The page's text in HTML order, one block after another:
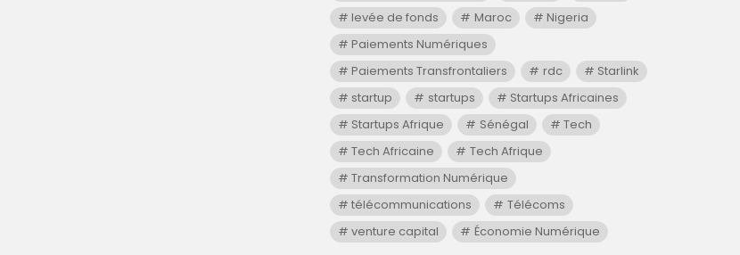
levée de fonds
Maroc
Nigeria
Paiements Numériques
Paiements Transfrontaliers
rdc
Starlink
startup
startups
Startups Africaines
Startups Afrique
Sénégal
Tech
Tech Africaine
Tech Afrique
Transformation Numérique
télécommunications
Télécoms
venture capital
Économie Numérique